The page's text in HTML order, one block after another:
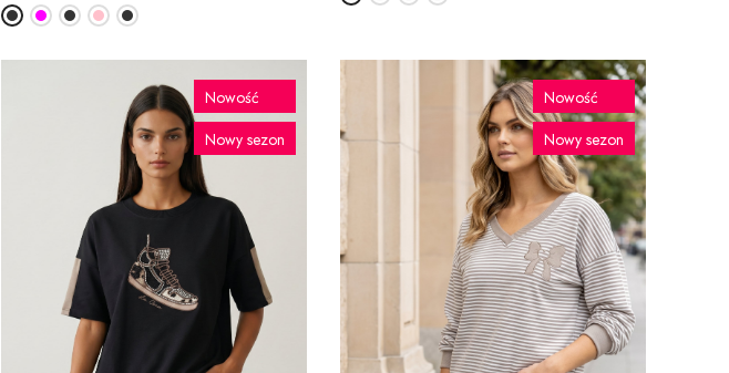
Nowość
Nowy sezon
Nowość
Nowy sezon